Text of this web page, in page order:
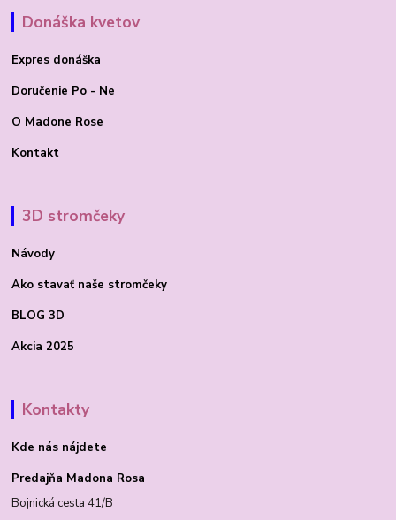
Donáška kvetov
Expres donáška
Doručenie Po - Ne
O Madone Rose
Kontakt
3D stromčeky
Návody
Ako stavať naše stromčeky
BLOG 3D
Akcia 2025
Kontakty
Kde nás nájdete
Predajňa Madona Rosa
Bojnická cesta 41/B